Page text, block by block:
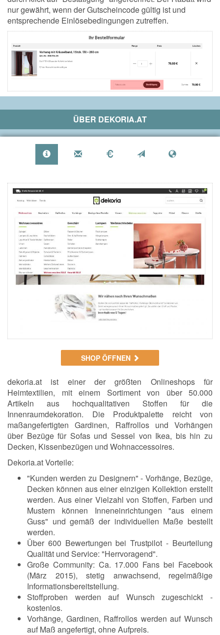
nur gewährt, wenn der Gutscheincode gültig ist und
entsprechende Einlösebedingungen zutreffen.
ÜBER DEKORIA.AT
SHOP ÖFFNEN
dekoria.at ist einer der größten Onlineshops für
Heimtextilien, mit einem Sortiment von über 50.000
Artikeln aus hochqualitativen Stoffen für die
Innenraumdekoration. Die Produktpalette reicht von
maßangefertigten Gardinen, Raffrollos und Vorhängen
über Bezüge für Sofas und Sessel von Ikea, bis hin zu
Decken, Kissenbezügen und Wohnaccessoires.
Dekoria.at Vorteile:
"Kunden werden zu Designern" - Vorhänge, Bezüge,
Decken können aus einer einzigen Kollektion erstellt
werden. Aus einer Vielzahl von Stoffen, Farben und
Mustern können Inneneinrichtungen "aus einem
Guss" und gemäß der individuellen Maße bestellt
werden.
Über 600 Bewertungen bei Trustpilot - Beurteilung
Qualität und Service: "Herrvoragend".
Große Community: Ca. 17.000 Fans bei Facebook
(März 2015), stetig anwachsend, regelmäßige
Informationsbereitstellung.
Stoffproben werden auf Wunsch zugeschickt -
kostenlos.
Vorhänge, Gardinen, Raffrollos werden auf Wunsch
auf Maß angefertigt, ohne Aufpreis.